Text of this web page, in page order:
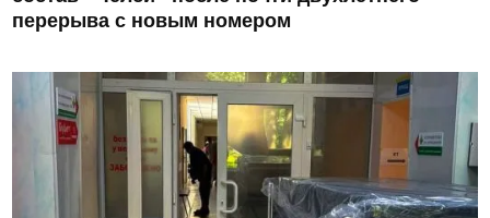
перерыва с новым номером